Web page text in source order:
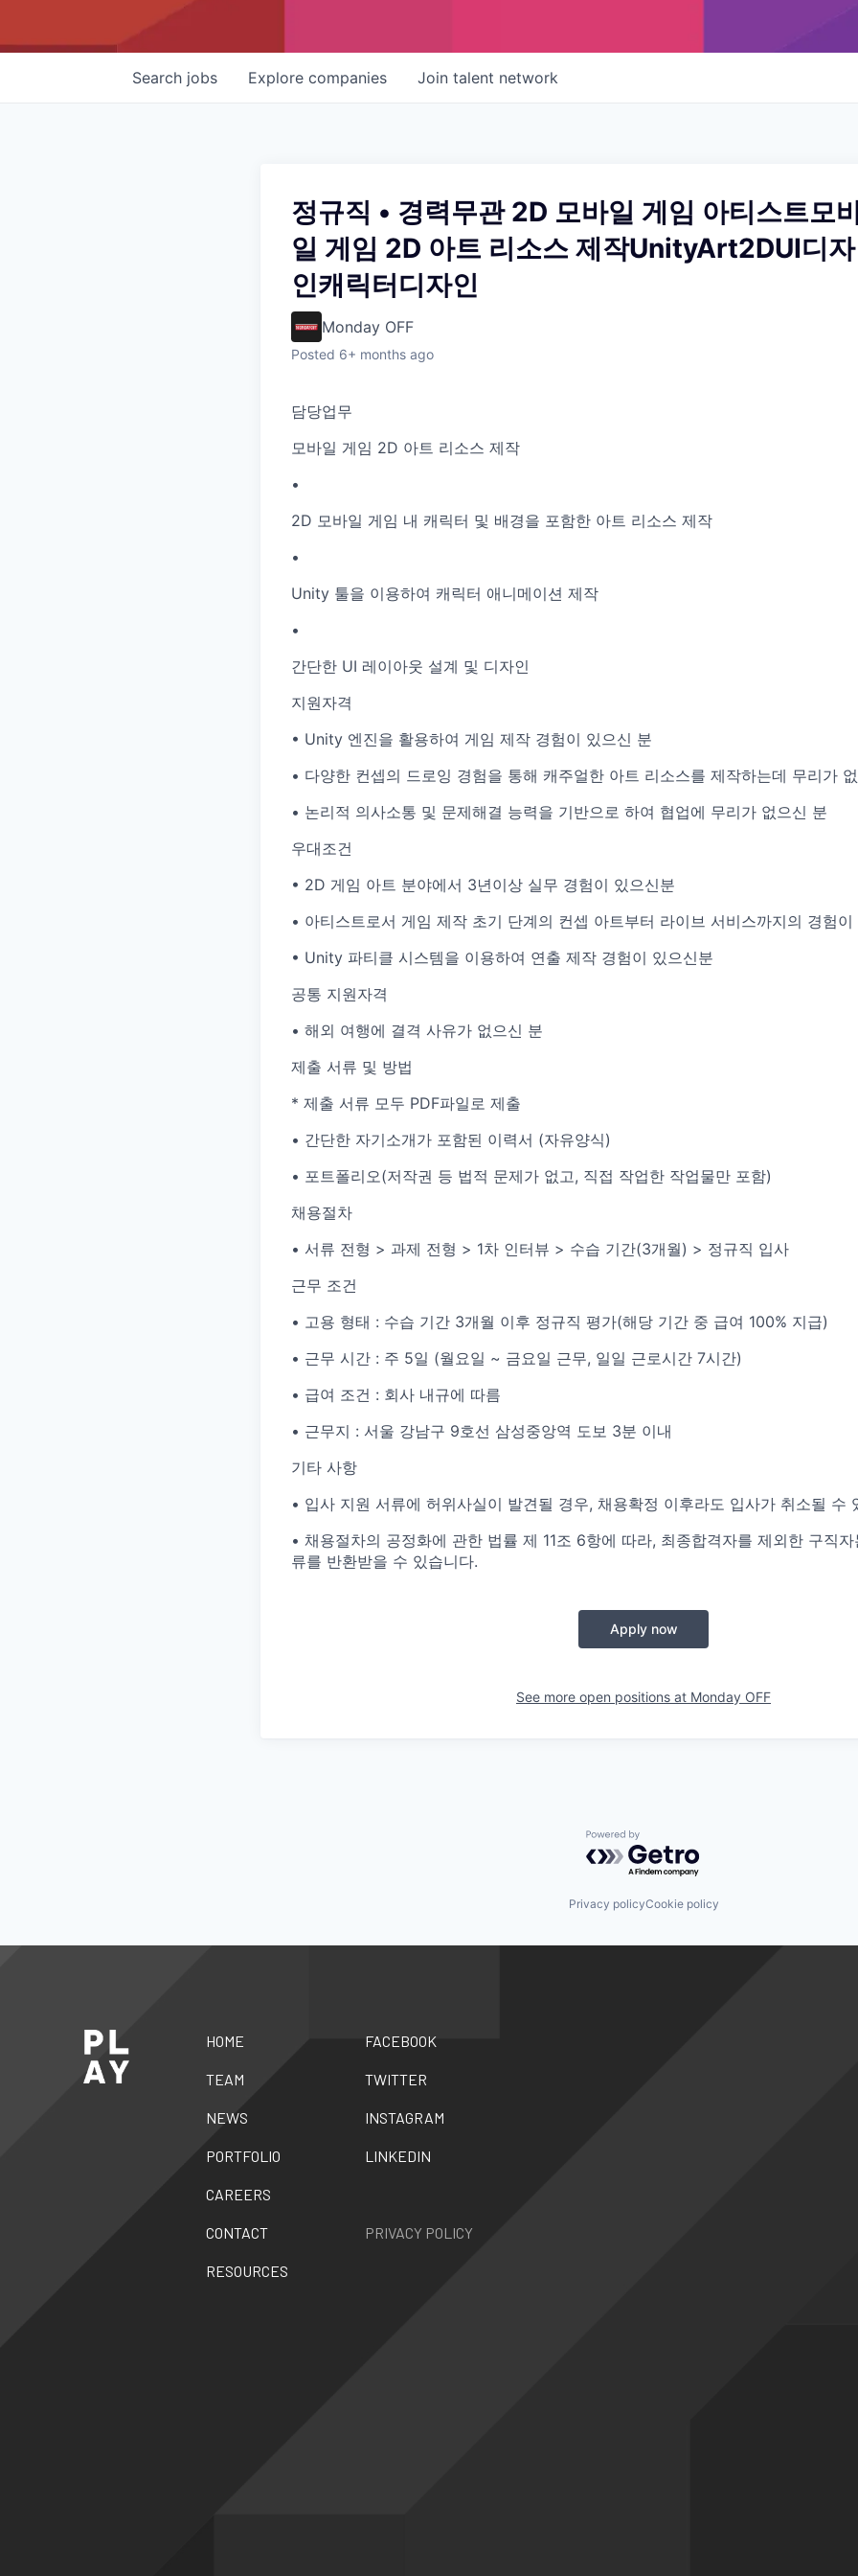
Search jobs Explore companies Join talent network
정규직 • 경력무관 2D 모바일 게임 아티스트모
일 게임 2D 아트 리소스 제작UnityArt2DUI디자
인캐릭터디자인
Monday OFF
Posted 6+ months ago
담당업무
모바일 게임 2D 아트 리소스 제작
•
2D 모바일 게임 내 캐릭터 및 배경을 포함한 아트 리소스 제작
•
Unity 툴을 이용하여 캐릭터 애니메이션 제작
•
간단한 UI 레이아웃 설계 및 디자인
지원자격
• Unity 엔진을 활용하여 게임 제작 경험이 있으신 분
• 다양한 컨셉의 드로잉 경험을 통해 캐주얼한 아트 리소스를 제작하는데 무리가
• 논리적 의사소통 및 문제해결 능력을 기반으로 하여 협업에 무리가 없으신 분
우대조건
• 2D 게임 아트 분야에서 3년이상 실무 경험이 있으신분
• 아티스트로서 게임 제작 초기 단계의 컨셉 아트부터 라이브 서비스까지의 경험이
• Unity 파티클 시스템을 이용하여 연출 제작 경험이 있으신분
공통 지원자격
• 해외 여행에 결격 사유가 없으신 분
제출 서류 및 방법
* 제출 서류 모두 PDF파일로 제출
• 간단한 자기소개가 포함된 이력서 (자유양식)
• 포트폴리오(저작권 등 법적 문제가 없고, 직접 작업한 작업물만 포함)
채용절차
• 서류 전형 > 과제 전형 > 1차 인터뷰 > 수습 기간(3개월) > 정규직 입사
근무 조건
• 고용 형태 : 수습 기간 3개월 이후 정규직 평가(해당 기간 중 급여 100% 지급)
• 근무 시간 : 주 5일 (월요일 ~ 금요일 근무, 일일 근로시간 7시간)
• 급여 조건 : 회사 내규에 따름
• 근무지 : 서울 강남구 9호선 삼성중앙역 도보 3분 이내
기타 사항
• 입사 지원 서류에 허위사실이 발견될 경우, 채용확정 이후라도 입사가 취소될 수
• 채용절차의 공정화에 관한 법률 제 11조 6항에 따라, 최종합격자를 제외한 구직
류를 반환받을 수 있습니다.
Apply now
See more open positions at Monday OFF
Powered by Getro.com
Privacy policyCookie policy
HOME
TEAM
NEWS
PORTFOLIO
CAREERS
CONTACT
RESOURCES
FACEBOOK
TWITTER
INSTAGRAM
LINKEDIN
PRIVACY POLICY